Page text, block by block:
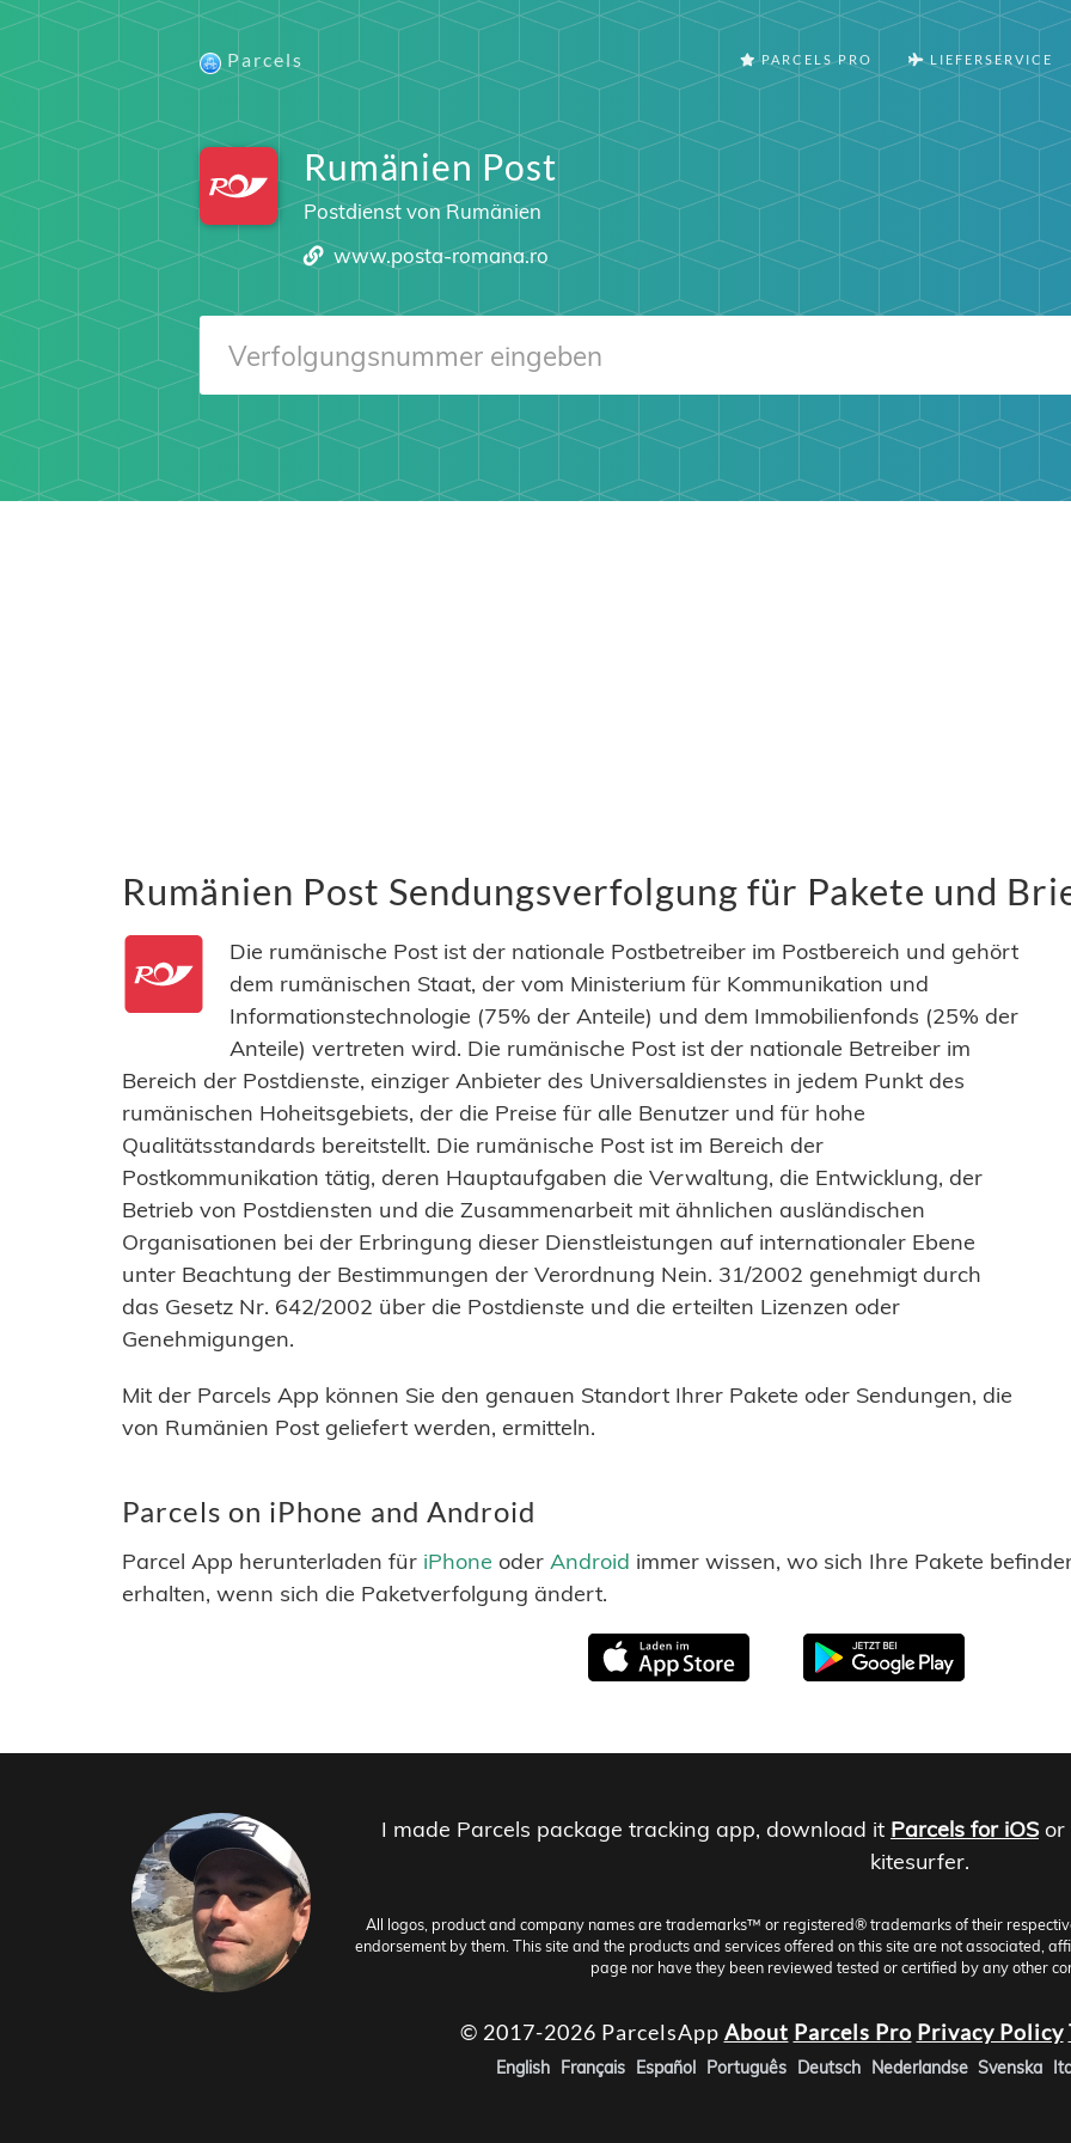
Parcels PARCELS PRO LIEFERSERVICE
Rumänien Post
Postdienst von Rumänien
www.posta-romana.ro
Rumänien Post Sendungsverfolgung für Pakete und
Die rumänische Post ist der nationale Postbetreiber im Postbereich und gehört
dem rumänischen Staat, der vom Ministerium für Kommunikation und
Informationstechnologie (75% der Anteile) und dem Immobilienfonds (25% der
Anteile) vertreten wird. Die rumänische Post ist der nationale Betreiber im
Bereich der Postdienste, einziger Anbieter des Universaldienstes in jedem Punkt des
rumänischen Hoheitsgebiets, der die Preise für alle Benutzer und für hohe
Qualitätsstandards bereitstellt. Die rumänische Post ist im Bereich der
Postkommunikation tätig, deren Hauptaufgaben die Verwaltung, die Entwicklung, der
Betrieb von Postdiensten und die Zusammenarbeit mit ähnlichen ausländischen
Organisationen bei der Erbringung dieser Dienstleistungen auf internationaler Ebene
unter Beachtung der Bestimmungen der Verordnung Nein. 31/2002 genehmigt durch
das Gesetz Nr. 642/2002 über die Postdienste und die erteilten Lizenzen oder
Genehmigungen.
Mit der Parcels App können Sie den genauen Standort Ihrer Pakete oder Sendungen, die
von Rumänien Post geliefert werden, ermitteln.
Parcels on iPhone and Android
Parcel App herunterladen für iPhone oder Android immer wissen, wo sich Ihre Pakete
erhalten, wenn sich die Paketverfolgung ändert.
I made Parcels package tracking app, download it Parcels for iOS or
kitesurfer.
All logos, product and company names are trademarks™ or registered® trademarks of their
endorsement by them. This site and the products and services offered on this site are not associated,
page nor have they been reviewed tested or certified by any other
© 2017-2026 ParcelsApp About Parcels Pro Privacy Policy
English Français Español Português Deutsch Nederlandse Svenska